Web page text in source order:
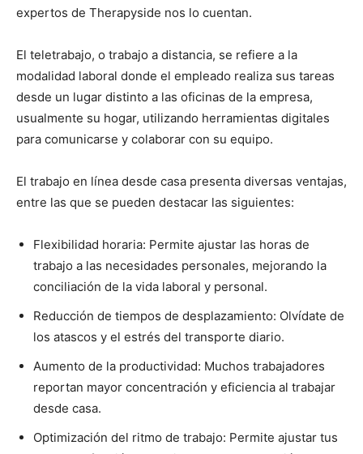
expertos de Therapyside nos lo cuentan.
El teletrabajo, o trabajo a distancia, se refiere a la
modalidad laboral donde el empleado realiza sus tareas
desde un lugar distinto a las oficinas de la empresa,
usualmente su hogar, utilizando herramientas digitales
para comunicarse y colaborar con su equipo.
El trabajo en línea desde casa presenta diversas ventajas,
entre las que se pueden destacar las siguientes:
Flexibilidad horaria: Permite ajustar las horas de
trabajo a las necesidades personales, mejorando la
conciliación de la vida laboral y personal.
Reducción de tiempos de desplazamiento: Olvídate de
los atascos y el estrés del transporte diario.
Aumento de la productividad: Muchos trabajadores
reportan mayor concentración y eficiencia al trabajar
desde casa.
Optimización del ritmo de trabajo: Permite ajustar tus